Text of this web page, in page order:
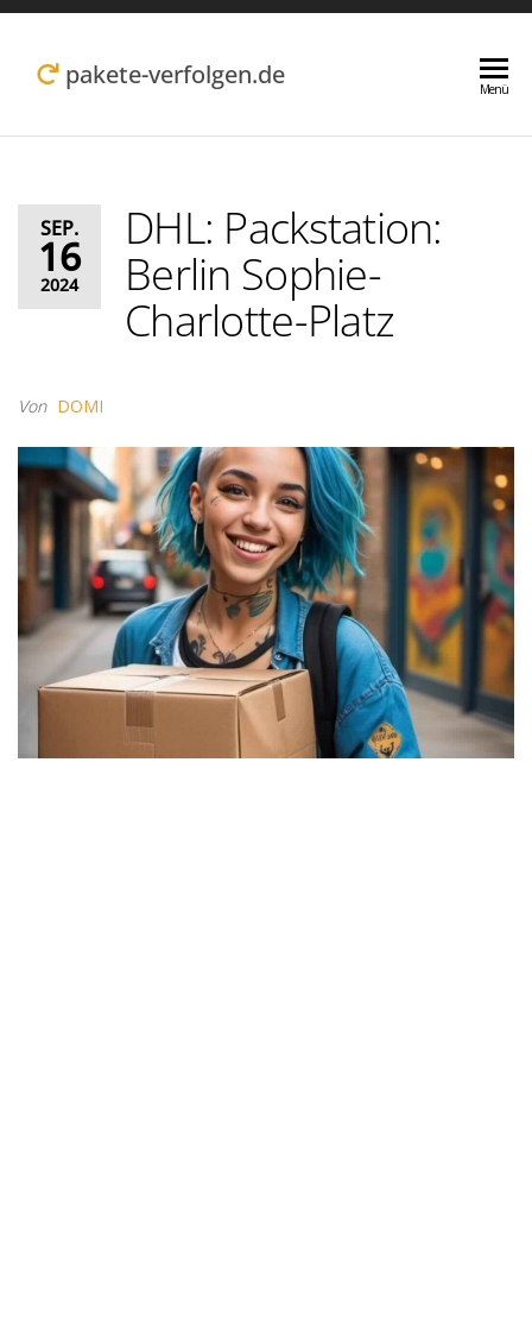
Zum
Inhalt pakete-verfolgen.de Menü
SEP.
16
2024
DHL: Packstation:
Berlin Sophie-
Charlotte-Platz
Von DOMI